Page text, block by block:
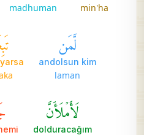
min'ha
madhuman
لَّمَن
andolsun kim
laman
لَأَمۡلَأَنَّ
dolduracağım